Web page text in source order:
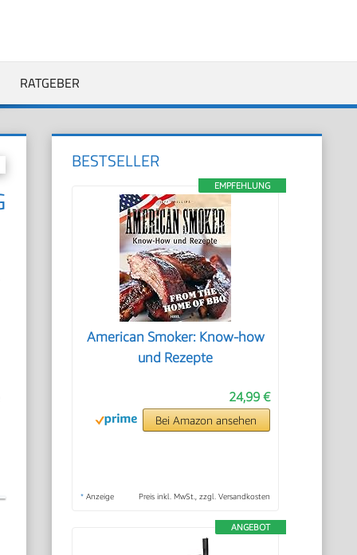
RATGEBER
BESTSELLER
EMPFEHLUNG
American Smoker: Know-how
und Rezepte
24,99 €
Bei Amazon ansehen
* Anzeige Preis inkl. MwSt., zzgl. Versandkosten
ANGEBOT